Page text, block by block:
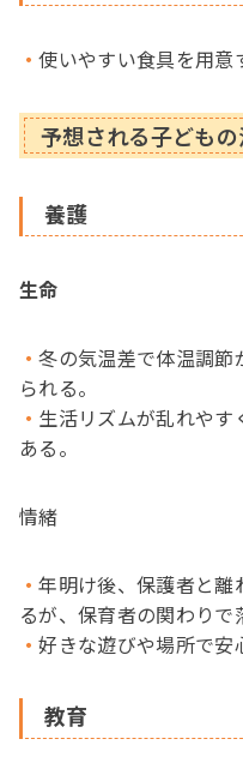
使いやすい食具を用意
予想される子どもの
養護
生命
冬の気温差で体温調節
られる。
生活リズムが乱れや
ある。
情緒
年明け後、保護者と離
るが、保育者の関わりで
好きな遊びや場所で安
教育